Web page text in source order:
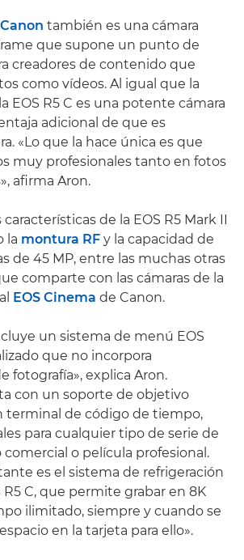
también es una cámara
que supone un punto de
creadores de contenido que
como vídeos. Al igual que la
EOS R5 C es una potente cámara
adicional de que es
«Lo que la hace única es que
muy profesionales tanto en fotos
afirma Aron.
de la EOS R5 Mark II
la montura RF y la capacidad de
de 45 MP, entre las muchas otras
comparte con las cámaras de la
EOS Cinema de Canon.
un sistema de menú EOS
que no incorpora
fotografía», explica Aron.
con un soporte de objetivo
terminal de código de tiempo,
para cualquier tipo de serie de
o película profesional.
es el sistema de refrigeración
R5 C, que permite grabar en 8K
ilimitado, siempre y cuando se
en la tarjeta para ello».